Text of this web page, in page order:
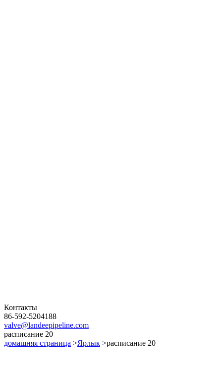
Контакты
86-592-5204188
valve@landeepipeline.com
расписание 20
домашняя страница >Ярлык >расписание 20